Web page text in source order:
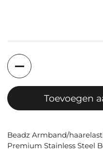
Aantal
Toevoegen
Beadz Armband/
Premium Stainless Steel